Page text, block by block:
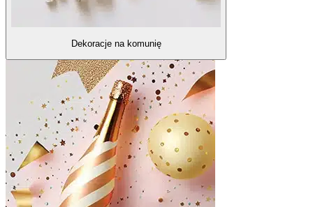
Dekoracje na komunię